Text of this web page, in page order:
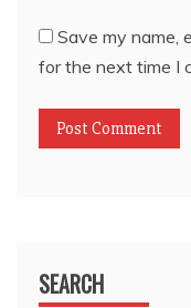
Save my name,
for the next time I
SEARCH